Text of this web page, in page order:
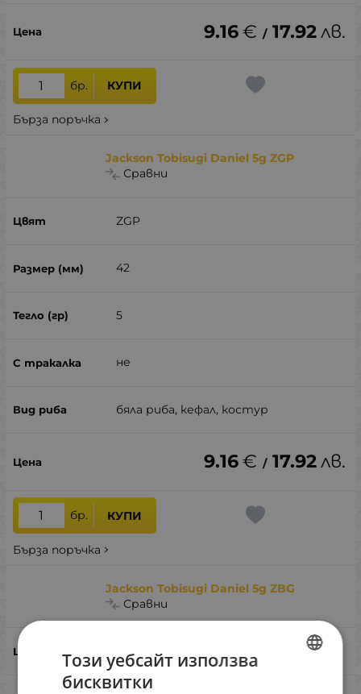
9.16€ / 17.92лв.
бр. КУПИ
Бърза поръчка
Jackson Tobisugi Daniel 5g ZGP
Сравни
ZGP
42
5
не
бяла риба, кефал, костур
9.16€ / 17.92лв.
бр. КУПИ
Бърза поръчка
Jackson Tobisugi Daniel 5g ZBG
Сравни
ZBG
Този уебсайт използва
бисквитки